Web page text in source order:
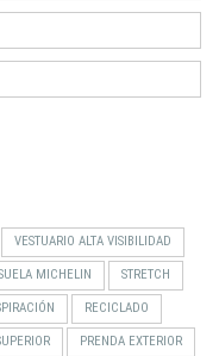
VESTUARIO ALTA VISIBILIDAD
MICHELIN STRETCH
RECICLADO
PRENDA EXTERIOR